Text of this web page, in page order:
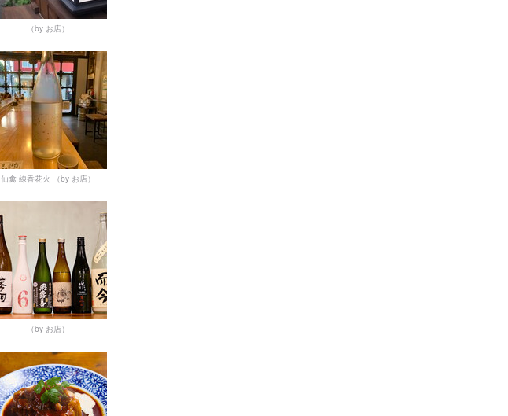
（by お店）
仙禽 線香花火 （by お店）
（by お店）